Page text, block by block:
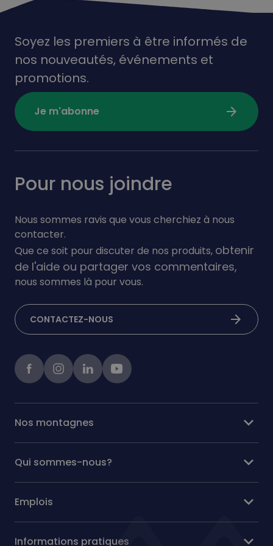
Soyez les premiers à être informés de
nos nouveautés, événements et
promotions.
Je m'abonne arrow_forward
Pour nous joindre
Nous sommes ravis que vous cherchiez à nous
contacter.
Que ce soit pour discuter de nos produits, obtenir
de l'aide ou partager vos commentaires,
nous sommes là pour vous.
CONTACTEZ-NOUS arrow_forward
FacebookinstagramlinkedInYoutube
Nos montagnes expand_more
Qui sommes-nous? expand_more
Emplois expand_more
Informations pratiques